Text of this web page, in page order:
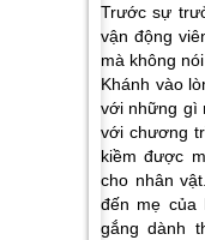
Trước sự
vận động
mà không
Khánh vào
với những gì
với chương
kiềm được
cho nhân
đến mẹ của
gắng dành